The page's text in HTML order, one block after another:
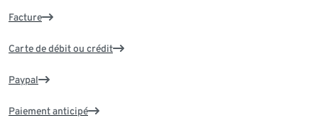
Facture
Carte de débit ou crédit
Paypal
Paiement anticipé